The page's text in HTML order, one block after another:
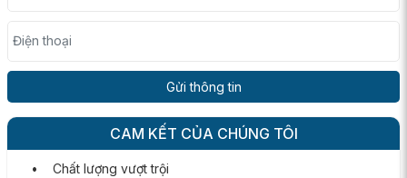
Điện thoại
CAM KẾT CỦA CHÚNG TÔI
• Chất lượng vượt trội